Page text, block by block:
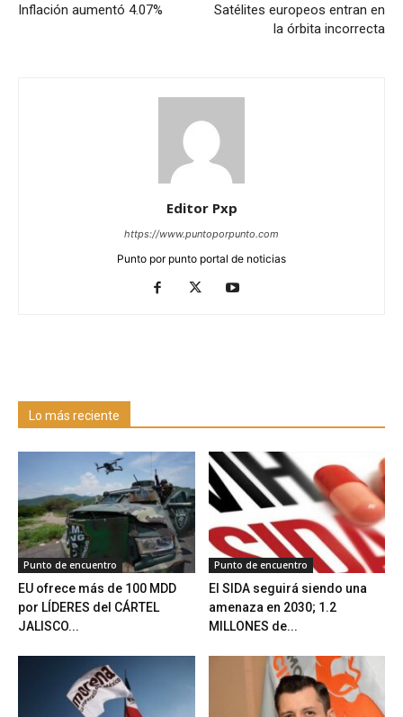
Inflación aumentó 4.07%
Satélites europeos entran en
la órbita incorrecta
Editor Pxp
https://www.puntoporpunto.com
Punto por punto portal de noticias
Lo más reciente
Punto de encuentro
EU ofrece más de 100 MDD
por LÍDERES del CÁRTEL
JALISCO...
Punto de encuentro
El SIDA seguirá siendo una
amenaza en 2030; 1.2
MILLONES de...